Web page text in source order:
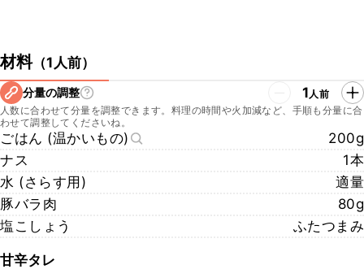
材料（1人前）
分量の調整 1人前
人数に合わせて分量を調整できます。料理の時間や火加減など、手順も分量に合
わせて調整してくださいね。
ごはん (温かいもの)
200g
ナス
1本
水 (さらす用)
適量
豚バラ肉
80g
塩こしょう
ふたつまみ
甘辛タレ